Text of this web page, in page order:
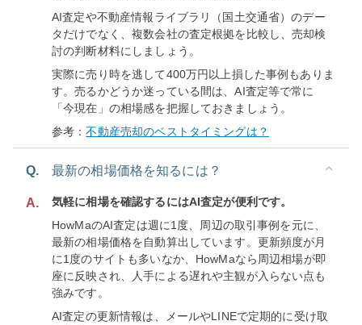
AI査定や不動産情報ライブラリ（国土交通省）のデー
タだけでなく、複数会社の査定根拠を比較し、売却検
討の判断材料にしましょう。
実際に売り時を逃して400万円以上損した事例もありま
す。売るかどうか迷っている間は、AI査定等で常に
「今現在」の相場感を把握しておきましょう。
参考：不動産売却のベストタイミングは？
Q. 最新の相場価格を知るには？
A.
気軽に相場を確認するにはAI査定が便利です。
HowMaのAI査定は週に1度、周辺の取引事例を元に、
最新の相場価格を自動算出しています。更新頻度が月
に1度のサイトも多いなか、HowMaなら周辺相場が即
座に反映され、人手による遅れや主観が入らない点も
強みです。
AI査定の更新情報は、メールやLINEで定期的に受け取